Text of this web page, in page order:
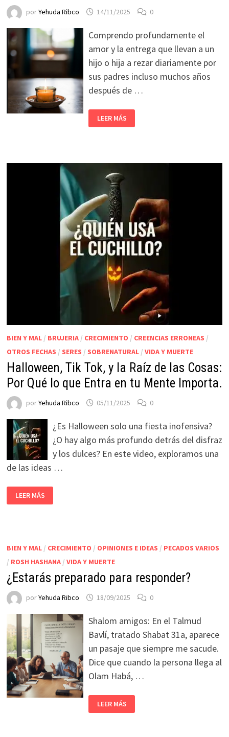
porYehuda Ribco 14/11/2025 0
Comprendo profundamente el
amor y la entrega que llevan a un
hijo o hija a rezar diariamente por
sus padres incluso muchos años
después de …
LEER MÁS
BIEN Y MAL/ BRUJERIA/ CRECIMIENTO / CREENCIAS ERRONEAS /
OTROS FECHAS / SERES / SOBRENATURAL/ VIDA Y MUERTE
Halloween, Tik Tok, y la Raíz de las Cosas:
Por Qué lo que Entra en tu Mente Importa.
porYehuda Ribco 05/11/2025 0
¿Es Halloween solo una fiesta inofensiva?
¿O hay algo más profundo detrás del disfraz
y los dulces? En este video, exploramos una
de las ideas …
LEER MÁS
BIEN Y MAL/ CRECIMIENTO / OPINIONES E IDEAS / PECADOS VARIOS
/ ROSH HASHANA/ VIDA Y MUERTE
¿Estarás preparado para responder?
porYehuda Ribco 18/09/2025 0
Shalom amigos: En el Talmud
Bavlí, tratado Shabat 31a, aparece
un pasaje que siempre me sacude.
Dice que cuando la persona llega al
Olam Habá, …
LEER MÁS